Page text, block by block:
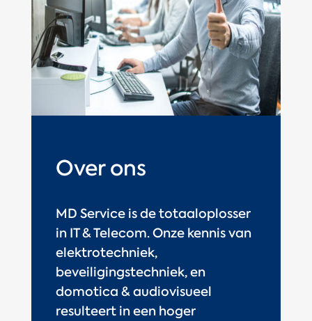
Over ons
MD Service is de totaaloplosser
in IT & Telecom. Onze kennis van
elektrotechniek,
beveiligingstechniek, en
domotica & audiovisueel
resulteert in een hoger